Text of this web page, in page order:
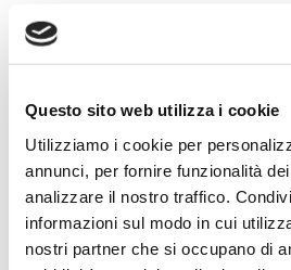
Questo sito web utilizza i cookie
Utilizziamo i cookie per
annunci, per fornire funzionalità
analizzare il nostro traffico.
informazioni sul modo in cui
nostri partner che si occupano di
www.tourisme-mulhouse.com
www. Musee-impression.com
« Indietro
Istituto Paritario S. Freud – Scuola